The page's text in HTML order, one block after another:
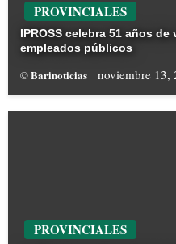
PROVINCIALES
IPROSS celebra 51 años
empleados públicos
© Barinoticias noviembre 13,
PROVINCIALES